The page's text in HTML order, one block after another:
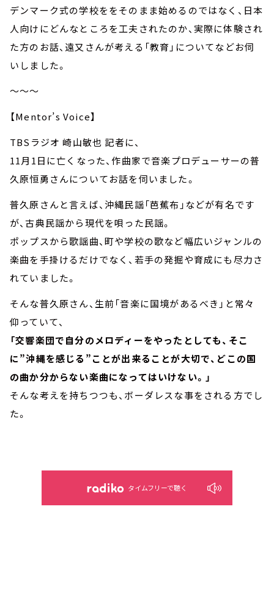
デンマーク式の学校ををそのまま始めるのではなく、日本
人向けにどんなところを工夫されたのか、実際に体験され
た方のお話、遠又さんが考える「教育」についてなどお伺
いしました。
～～～
【Mentor’s Voice】
TBSラジオ 崎山敏也 記者に、
11月1日に亡くなった、作曲家で音楽プロデューサーの普
久原恒勇さんについてお話を伺いました。
普久原さんと言えば、沖縄民謡「芭蕉布」などが有名です
が、古典民謡から現代を唄った民謡。
ポップスから歌謡曲、町や学校の歌など幅広いジャンルの
楽曲を手掛けるだけでなく、若手の発掘や育成にも尽力さ
れていました。
そんな普久原さん、生前「音楽に国境があるべき」と常々
仰っていて、
「交響楽団で自分のメロディーをやったとしても、そこ
に”沖縄を感じる”ことが出来ることが大切で、どこの国
の曲か分からない楽曲になってはいけない。」
そんな考えを持ちつつも、ボーダレスな事をされる方でし
た。
タイムフリーで聴く